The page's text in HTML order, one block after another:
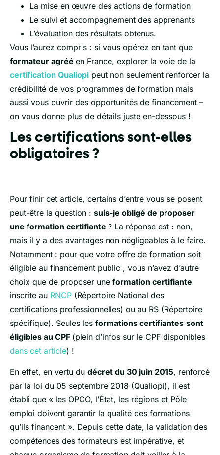
La mise en œuvre des actions de formation
Le suivi et accompagnement des apprenants
L’évaluation des résultats obtenus.
Vous l’aurez compris : si vous opérez en tant que
formateur agréé en France, explorer la voie de la
certification Qualiopi peut non seulement renforcer la
crédibilité de vos programmes de formation mais
aussi vous ouvrir des opportunités de financement –
on vous donne plus de détails juste en-dessous !
Les certifications sont-elles
obligatoires ?
Pour finir cet article, certains d’entre vous se posent
peut-être la question : suis-je obligé de proposer
une formation certifiante ? La réponse est : non,
mais il y a des avantages non négligeables à le faire.
Notamment : pour que votre offre de formation soit
éligible au financement public , vous n’avez d’autre
choix que de proposer une formation certifiante
inscrite au RNCP (Répertoire National des
certifications professionnelles) ou au RS (Répertoire
spécifique). Seules les formations certifiantes sont
éligibles au CPF (plein d’infos sur le CPF disponibles
dans cet article) !
En effet, en vertu du décret du 30 juin 2015, renforcé
par la loi du 05 septembre 2018 (Qualiopi), il est
établi que « les OPCO, l’État, les régions et Pôle
emploi doivent garantir la qualité des formations
qu’ils financent ». Depuis cette date, la validation des
compétences des formateurs est impérative, et